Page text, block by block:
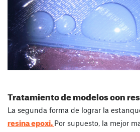
Tratamiento de modelos con
La segunda forma de lograr la
resina epoxi. Por supuesto, la mejor